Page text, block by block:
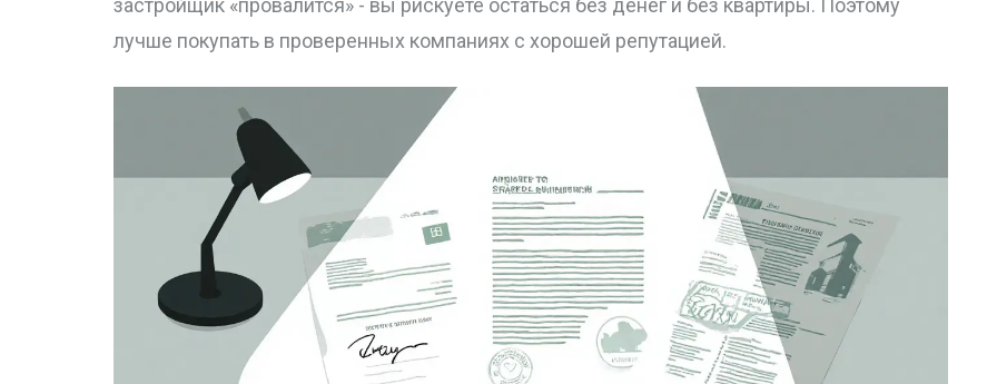
застройщик «провалится» - вы рискуете остаться без денег и без квартиры. Поэтому
лучше покупать в проверенных компаниях с хорошей репутацией.